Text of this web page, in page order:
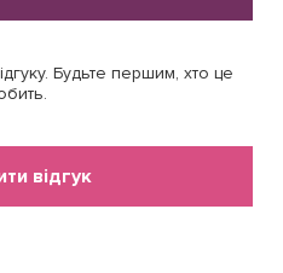
Будьте першим, хто це
відгук